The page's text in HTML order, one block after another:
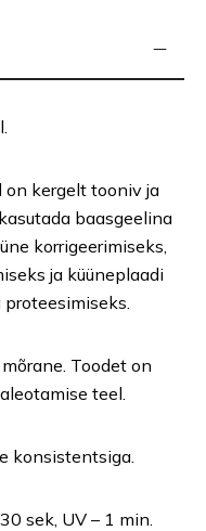
on kergelt tooniv ja
baasgeelina
korrigeerimiseks,
ja küüneplaadi
Toodet on
teel.
konsistentsiga.
sek, UV – 1 min.